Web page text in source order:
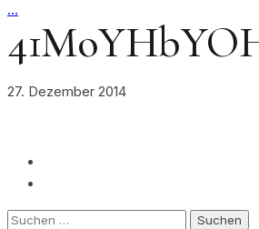
…
27. Dezember 2014
Suchen